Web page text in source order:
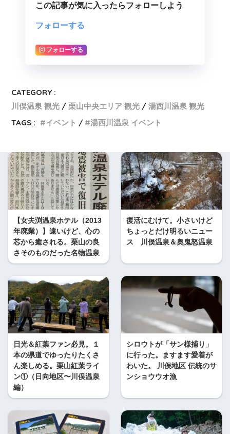
この記事が気に入ったらフォローしよう
フォローする
フォローする
CATEGORY :
川俣温泉 観光
栗山中央エリア 観光
湯西川温泉 観光
TAGS :
イベント 湯西川温泉 イベント
【女夫渕温泉ホテル（2013
年廃業）】遠いけど、心の
芯から癒される。栗山の良
さそのものだった名物温泉
復活にむけて。小さいけど
ちょっとだけ明るいニュー
ス 川俣温泉＆奥鬼怒温泉
日光＆紅葉ファン必見。１
本の県道でゆったりたくさ
ん楽しめる。栗山紅葉ライ
ン①（日向地区〜川俣温泉
編）
シロウトが「サン様捕り」
に行った。ますます愛着が
わいた。 川俣地区 伝統のサ
ンショウウオ漁